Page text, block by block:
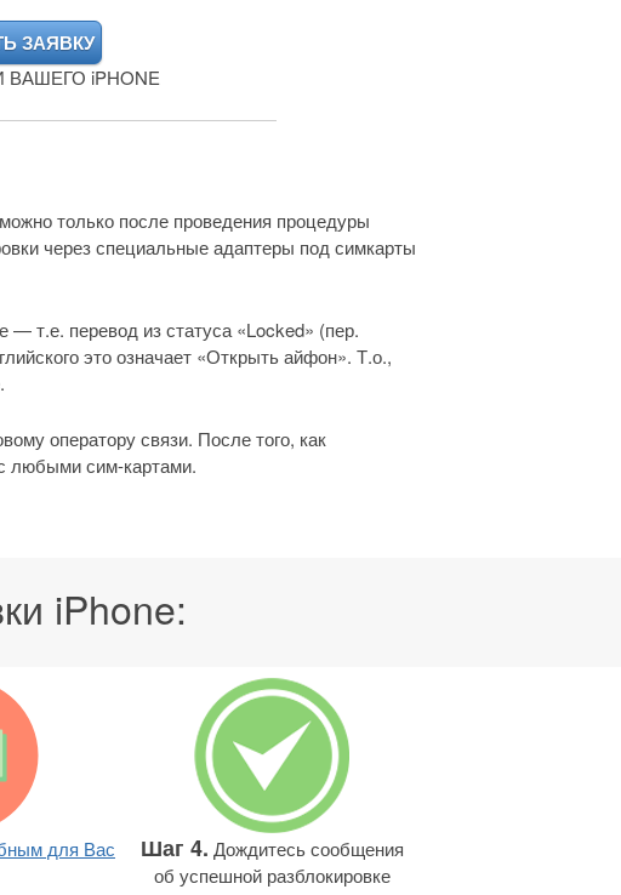
iPHONE
только после проведения процедуры
через специальные адаптеры под симкарты
т.е. перевод из статуса «Locked» (пер.
это означает «Открыть айфон». Т.о.,
оператору связи. После того, как
любыми сим-картами.
iPhone:
для Вас
Шаг 4. Дождитесь сообщения
об успешной разблокировке